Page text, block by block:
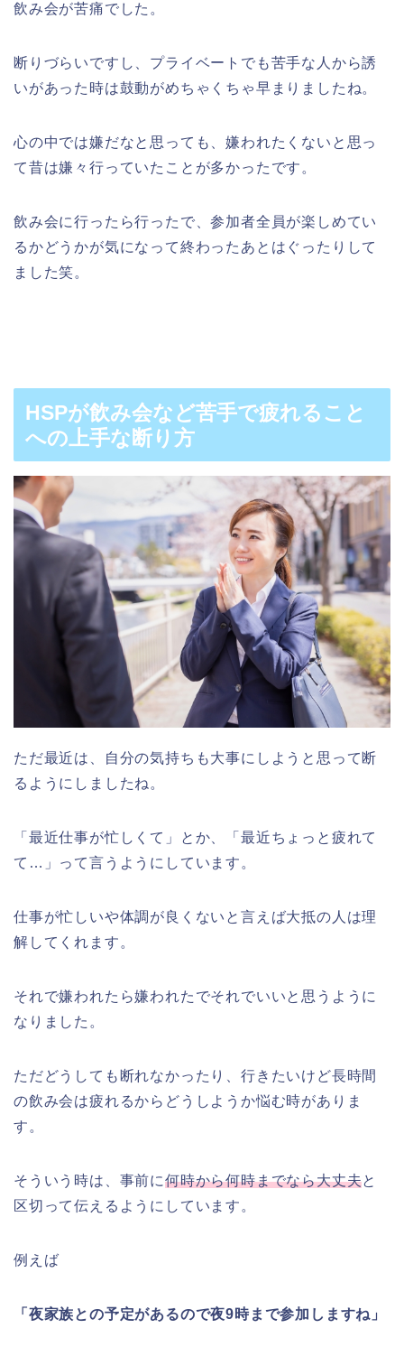
飲み会が苦痛でした。
断りづらいですし、プライベートでも苦手な人から誘
いがあった時は鼓動がめちゃくちゃ早まりましたね。
心の中では嫌だなと思っても、嫌われたくないと思っ
て昔は嫌々行っていたことが多かったです。
飲み会に行ったら行ったで、参加者全員が楽しめてい
るかどうかが気になって終わったあとはぐったりして
ました笑。
HSPが飲み会など苦手で疲れること
への上手な断り方
ただ最近は、自分の気持ちも大事にしようと思って断
るようにしましたね。
「最近仕事が忙しくて」とか、「最近ちょっと疲れて
て…」って言うようにしています。
仕事が忙しいや体調が良くないと言えば大抵の人は理
解してくれます。
それで嫌われたら嫌われたでそれでいいと思うように
なりました。
ただどうしても断れなかったり、行きたいけど長時間
の飲み会は疲れるからどうしようか悩む時がありま
す。
そういう時は、事前に何時から何時までなら大丈夫と
区切って伝えるようにしています。
例えば
「夜家族との予定があるので夜9時まで参加しますね」